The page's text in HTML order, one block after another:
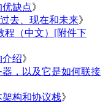
优缺点》
去、现在和未来》
程（中文）[附件下
介绍》
器，以及它是如何联接
架构和协议栈》